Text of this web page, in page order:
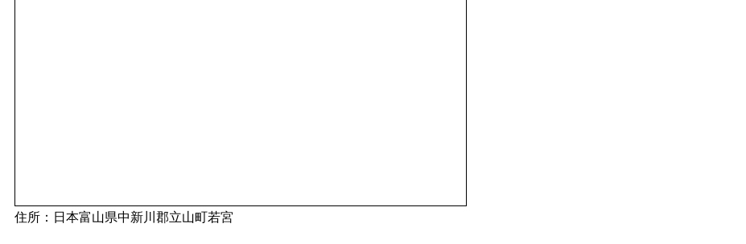
住所：日本富山県中新川郡立山町若宮